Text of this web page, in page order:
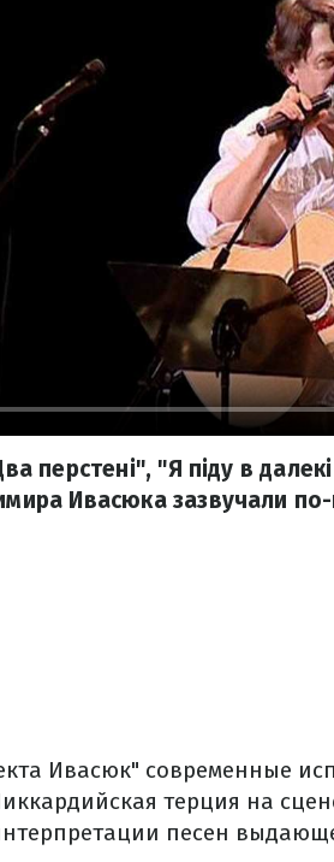
перстені", "Я піду в
Ивасюка зазвучали
Ивасюк" современные
терция на
песен